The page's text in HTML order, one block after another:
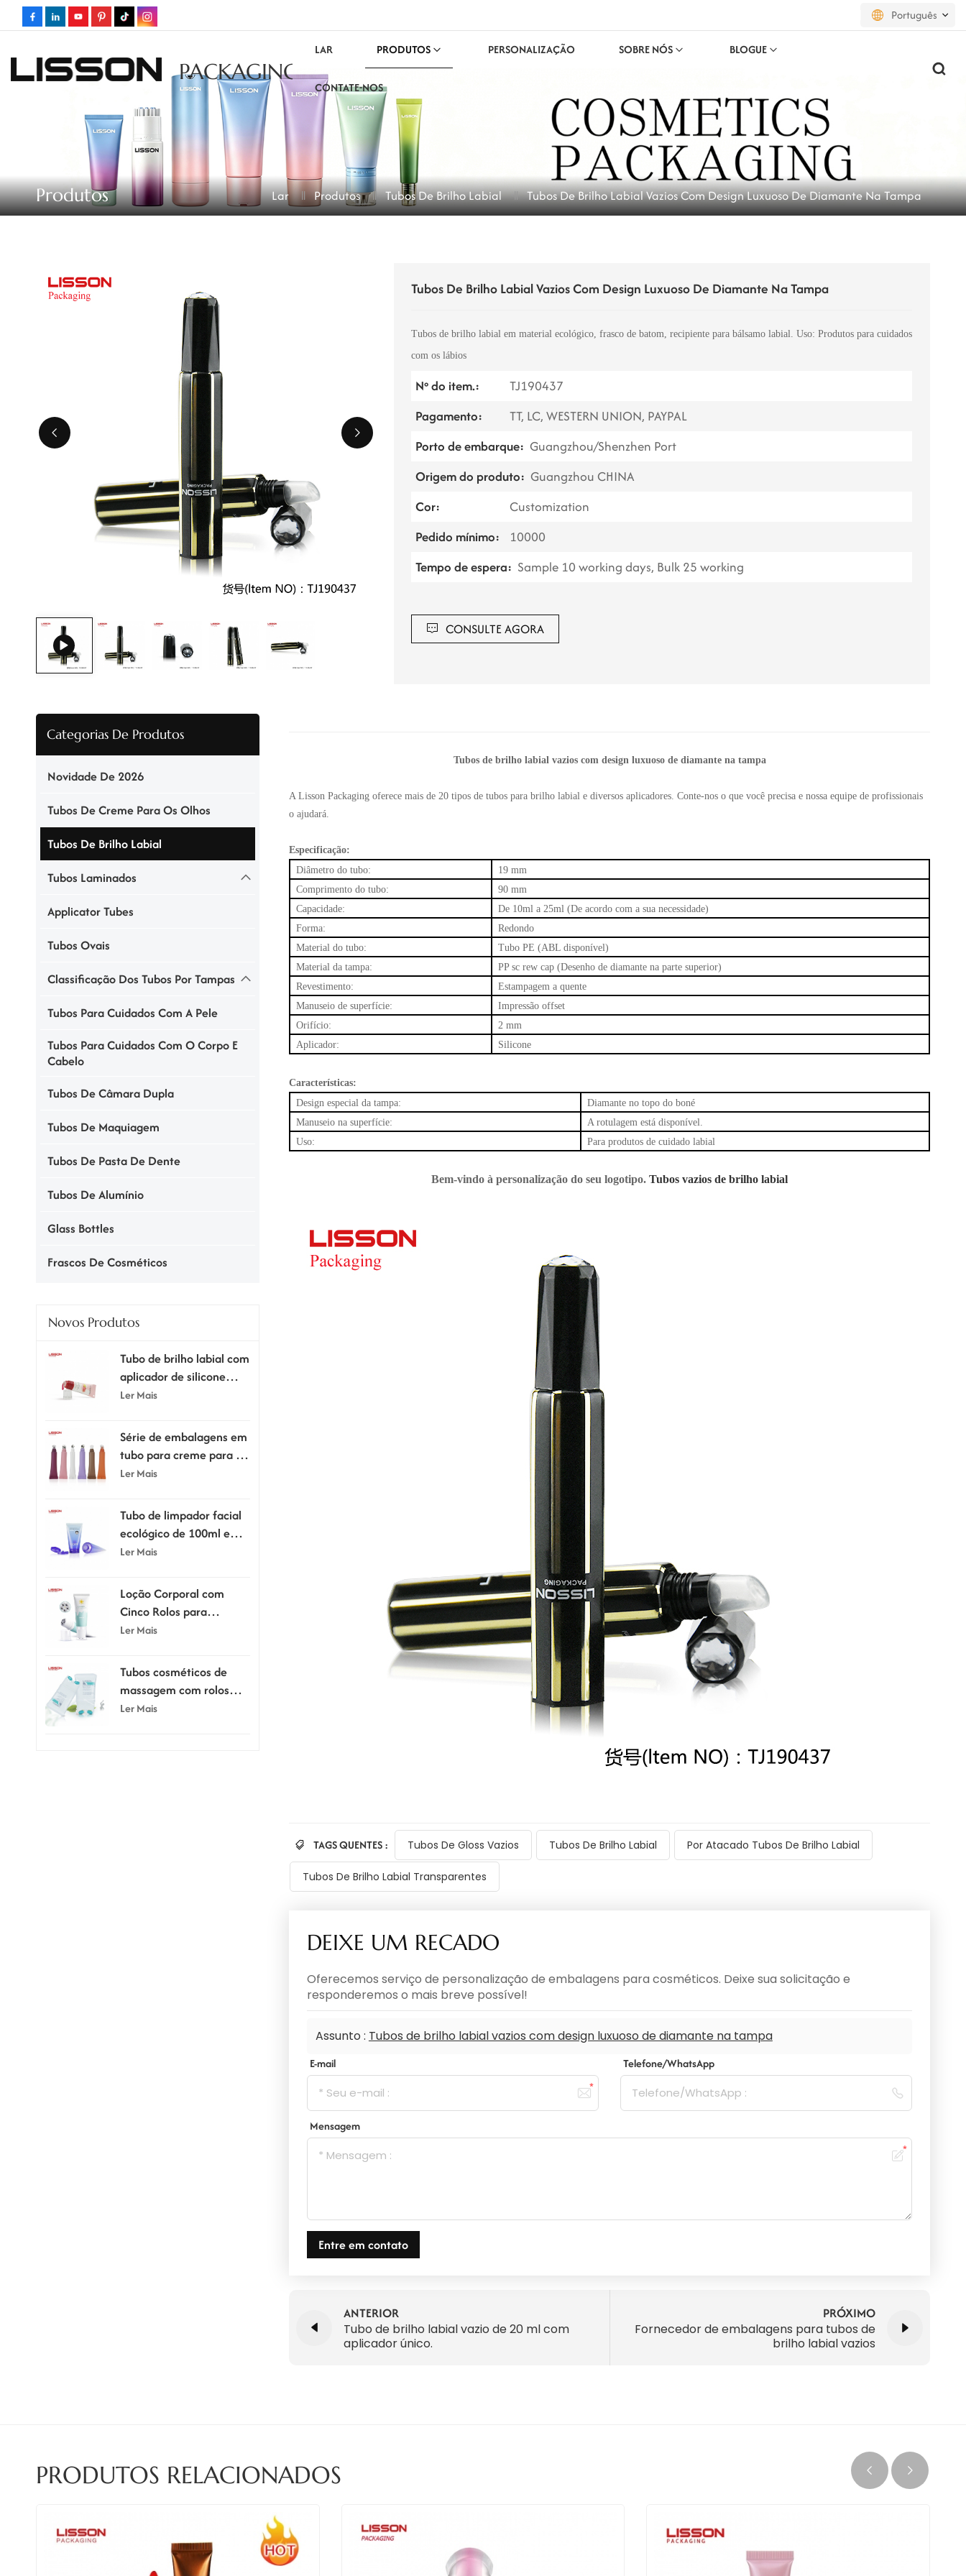
Português
русский
español
português
ไทย
PACKAGING
LAR PRODUTOS PERSONALIZAÇÃO SOBRE NÓS BLOGUE
CONTATE-NOS
Produtos Lar Produtos Tubos De Brilho Labial Tubos De Brilho Labial Vazios Com Design Luxuoso De Diamante Na Tampa
Tubos De Brilho Labial Vazios Com Design Luxuoso De Diamante Na Tampa
Tubos de brilho labial em material ecológico, frasco de batom, recipiente para bálsamo labial. Uso: Produtos para cuidados
com os lábios
Nº do item.:
TJ190437
Pagamento:
TT, LC, WESTERN UNION, PAYPAL
Porto de embarque: Guangzhou/Shenzhen Port
Origem do produto: Guangzhou CHINA
Cor:
Customization
Pedido mínimo:
10000
Tempo de espera: Sample 10 working days, Bulk 25 working
CONSULTE AGORA
Categorias De Produtos
Novidade De 2026
Tubos De Creme Para Os Olhos
Tubos De Brilho Labial
Tubos Laminados
Applicator Tubes
Tubos Ovais
Classificação Dos Tubos Por Tampas
Tubos Para Cuidados Com A Pele
Tubos Para Cuidados Com O Corpo E
Cabelo
Tubos De Câmara Dupla
Tubos De Maquiagem
Tubos De Pasta De Dente
Tubos De Alumínio
Glass Bottles
Frascos De Cosméticos
Novos Produtos
Tubo de brilho labial com
aplicador de silicone
supermacio
Ler Mais
Série de embalagens em
tubo para creme para os
olhos com aplicador.
Ler Mais
Tubo de limpador facial
ecológico de 100ml e
120ml com tampa flip-
Ler Mais
Loção Corporal com
Cinco Rolos para
Massagem e Raspagem,
Ler Mais
Tubos cosméticos de
massagem com rolos
duplos de silicone de
Ler Mais
Tubos de brilho labial vazios com design luxuoso de diamante na tampa
A Lisson Packaging oferece mais de 20 tipos de tubos para brilho labial e diversos aplicadores. Conte-nos o que você precisa e nossa equipe de profissionais
o ajudará.
Especificação:
Diâmetro do tubo:
19 mm
Comprimento do tubo:
90 mm
Capacidade:
De 10ml a 25ml (De acordo com a sua necessidade)
Forma:
Redondo
Material do tubo:
Tubo PE (ABL disponível)
Material da tampa:
PP sc rew cap (Desenho de diamante na parte superior)
Revestimento:
Estampagem a quente
Manuseio de superfície:
Impressão offset
Orifício:
2 mm
Aplicador:
Silicone
Características:
Design especial da tampa:
Diamante no topo do boné
Manuseio na superfície:
A rotulagem está disponível.
Uso:
Para produtos de cuidado labial
Bem-vindo à personalização do seu logotipo. Tubos vazios de brilho labial
TAGS QUENTES : Tubos De Gloss Vazios Tubos De Brilho Labial Por Atacado Tubos De Brilho Labial
Tubos De Brilho Labial Transparentes
DEIXE UM RECADO
Oferecemos serviço de personalização de embalagens para cosméticos. Deixe sua solicitação e
responderemos o mais breve possível!
Assunto : Tubos de brilho labial vazios com design luxuoso de diamante na tampa
E-mail Telefone/WhatsApp
Mensagem
Entre em contato
ANTERIOR
Tubo de brilho labial vazio de 20 ml com
aplicador único.
PRÓXIMO
Fornecedor de embalagens para tubos de
brilho labial vazios
PRODUTOS RELACIONADOS